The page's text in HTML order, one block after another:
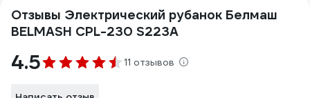
Отзывы Электрический рубанок Белмаш
BELMASH CPL-230 S223A
4.5 11 отзывов